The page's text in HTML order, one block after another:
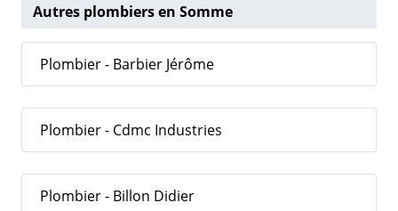
Autres plombiers en Somme
Plombier - Barbier Jérôme
Plombier - Cdmc Industries
Plombier - Billon Didier